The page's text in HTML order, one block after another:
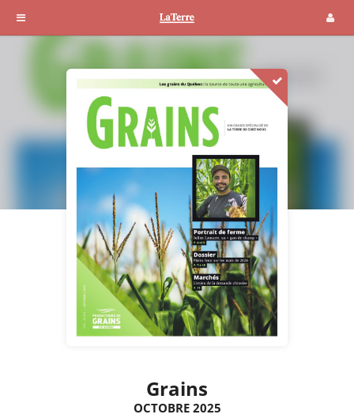
Grains
OCTOBRE 2025